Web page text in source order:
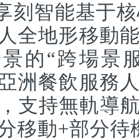
刻智能基于
全地形移動
的“跨場景
洲餐飲服務
支持無軌導
移動+部分待